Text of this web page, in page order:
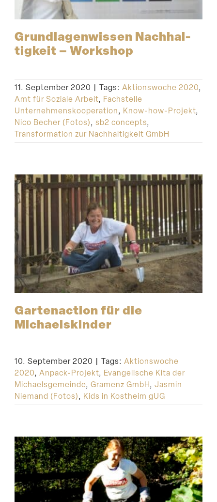
Grund­la­gen­wissen Nachhal­
tigkeit – Workshop
11. September 2020 | Tags: Aktionswoche 2020,
Amt für Soziale Arbeit, Fachstelle
Unternehmenskooperation, Know-how-Projekt,
Nico Becher (Fotos), sb2 concepts,
Transformation zur Nachhaltigkeit GmbH
Garten­action für die
Michaelskinder
10. September 2020 | Tags: Aktionswoche
2020, Anpack-Projekt, Evangelische Kita der
Michaelsgemeinde, Gramenz GmbH, Jasmin
Niemand (Fotos), Kids in Kostheim gUG